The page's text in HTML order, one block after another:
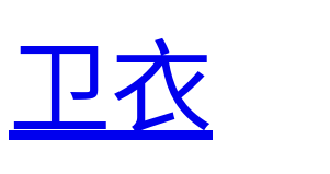
卫衣